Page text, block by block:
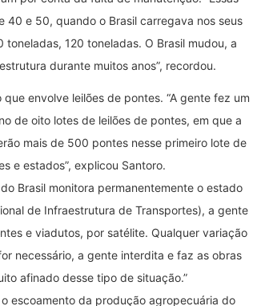
40 e 50, quando o Brasil carregava nos seus
120 toneladas. O Brasil mudou, a
durante muitos anos”, recordou.
envolve leilões de pontes. “A gente fez um
de oito lotes de leilões de pontes, em que a
mais de 500 pontes nesse primeiro lote de
e estados”, explicou Santoro.
Brasil monitora permanentemente o estado
de Infraestrutura de Transportes), a gente
e viadutos, por satélite. Qualquer variação
necessário, a gente interdita e faz as obras
afinado desse tipo de situação.”
escoamento da produção agropecuária do